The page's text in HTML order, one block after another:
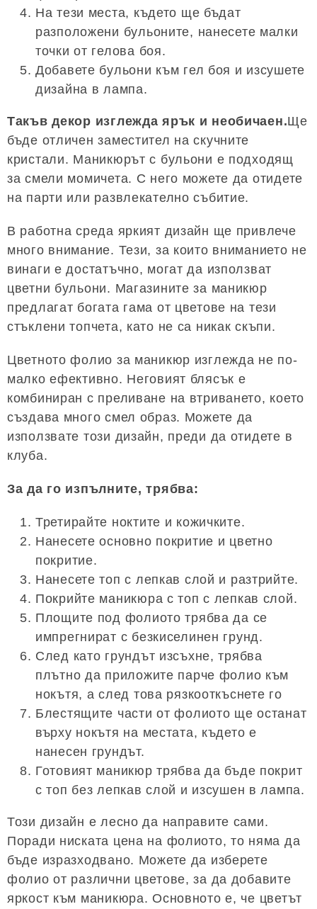
На тези места, където ще бъдат
разположени бульоните, нанесете малки
точки от гелова боя.
Добавете бульони към гел боя и изсушете
дизайна в лампа.
Такъв декор изглежда ярък и необичаен.Ще
бъде отличен заместител на скучните
кристали. Маникюрът с бульони е подходящ
за смели момичета. С него можете да отидете
на парти или развлекателно събитие.
В работна среда яркият дизайн ще привлече
много внимание. Тези, за които вниманието не
винаги е достатъчно, могат да използват
цветни бульони. Магазините за маникюр
предлагат богата гама от цветове на тези
стъклени топчета, като не са никак скъпи.
Цветното фолио за маникюр изглежда не по-
малко ефективно. Неговият блясък е
комбиниран с преливане на втриването, което
създава много смел образ. Можете да
използвате този дизайн, преди да отидете в
клуба.
За да го изпълните, трябва:
Третирайте ноктите и кожичките.
Нанесете основно покритие и цветно
покритие.
Нанесете топ с лепкав слой и разтрийте.
Покрийте маникюра с топ с лепкав слой.
Площите под фолиото трябва да се
импрегнират с безкиселинен грунд.
След като грундът изсъхне, трябва
плътно да приложите парче фолио към
нокътя, а след това рязкооткъснете го
Блестящите части от фолиото ще останат
върху нокътя на местата, където е
нанесен грундът.
Готовият маникюр трябва да бъде покрит
с топ без лепкав слой и изсушен в лампа.
Този дизайн е лесно да направите сами.
Поради ниската цена на фолиото, то няма да
бъде изразходвано. Можете да изберете
фолио от различни цветове, за да добавите
яркост към маникюра. Основното е, че цветът